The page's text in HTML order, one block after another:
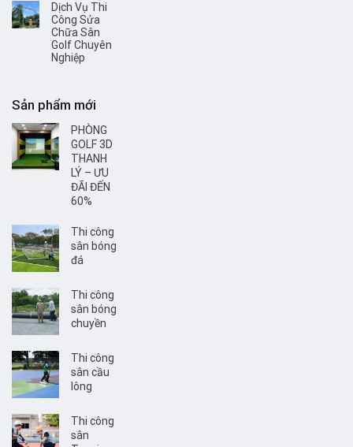
Dịch Vụ Thi
Công Sửa
Chữa Sân
Golf Chuyên
Nghiệp
Sản phẩm mới
PHÒNG
GOLF 3D
THANH
LÝ – ƯU
ĐÃI ĐẾN
60%
Thi công
sân bóng
đá
Thi công
sân bóng
chuyền
Thi công
sân cầu
lông
Thi công
sân